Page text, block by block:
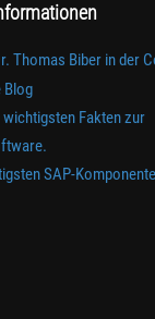
Thomas Biber in der
Blog
wichtigsten Fakten zur
SAP-